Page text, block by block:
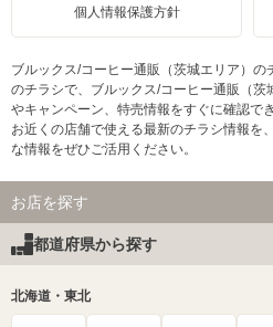
個人情報保護方針
ブルックス/コーヒー通販（茨城エリア）
のチラシで、ブルックス/コーヒー通販（
やキャンペーン、特売情報をすぐに確認で
お近くの店舗で使える最新のチラシ情報を
な情報をぜひご活用ください。
お店を探す
都道府県から探す
北海道・東北